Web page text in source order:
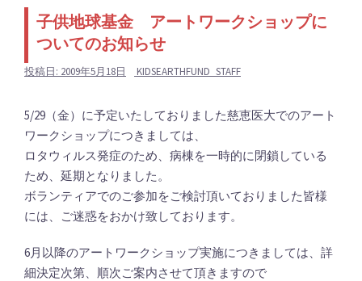
子供地球基金 アートワークショップに
ついてのお知らせ
投稿日: 2009年5月18日 KIDSEARTHFUND_STAFF
5/29（金）に予定いたしておりました慈恵医大でのアート
ワークショップにつきましては、
ロタウィルス発症のため、病棟を一時的に閉鎖している
ため、延期となりました。
ボランティアでのご参加をご検討頂いておりました皆様
には、ご迷惑をおかけ致しております。
6月以降のアートワークショップ実施につきましては、詳
細決定次第、順次ご案内させて頂きますので